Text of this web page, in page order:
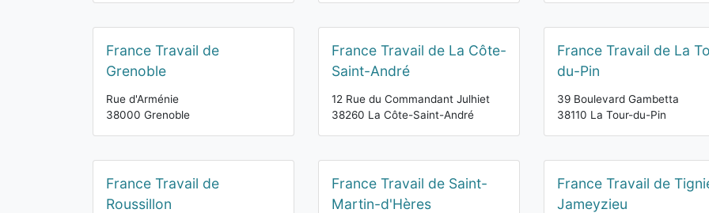
France Travail de
Grenoble
Rue d'Arménie
38000 Grenoble
France Travail de La Côte-
Saint-André
12 Rue du Commandant Julhiet
38260 La Côte-Saint-André
France Travail de La
du-Pin
39 Boulevard Gambetta
38110 La Tour-du-Pin
France Travail de
Roussillon
France Travail de Saint-
Martin-d'Hères
France Travail de
Jameyzieu